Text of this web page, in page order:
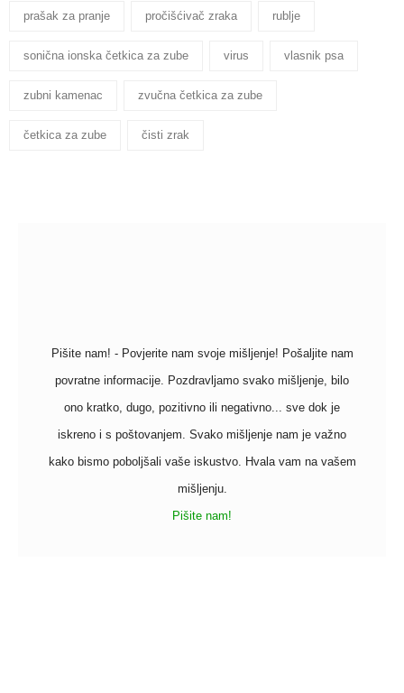
prašak za pranje pročišćivač zraka rublje
sonična ionska četkica za zube virus vlasnik psa
zubni kamenac zvučna četkica za zube
četkica za zube čisti zrak
Pišite nam! - Povjerite nam svoje mišljenje! Pošaljite nam
povratne informacije. Pozdravljamo svako mišljenje, bilo
ono kratko, dugo, pozitivno ili negativno... sve dok je
iskreno i s poštovanjem. Svako mišljenje nam je važno
kako bismo poboljšali vaše iskustvo. Hvala vam na vašem
mišljenju.
Pišite nam!